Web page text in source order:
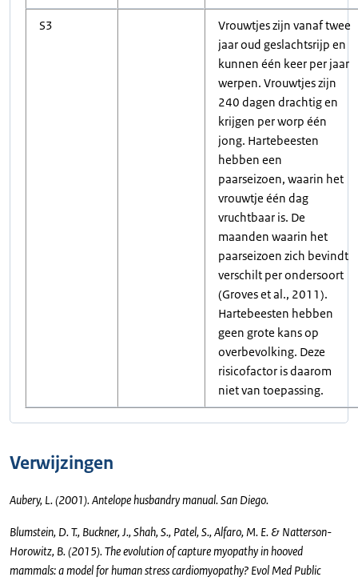
S3
Vrouwtjes zijn vanaf twee
jaar oud geslachtsrijp en
kunnen één keer per jaar
werpen. Vrouwtjes zijn
240 dagen drachtig en
krijgen per worp één
jong. Hartebeesten
hebben een
paarseizoen, waarin het
vrouwtje één dag
vruchtbaar is. De
maanden waarin het
paarseizoen zich bevindt
verschilt per ondersoort
(Groves et al., 2011).
Hartebeesten hebben
geen grote kans op
overbevolking. Deze
risicofactor is daarom
niet van toepassing.
Verwijzingen
Aubery, L. (2001). Antelope husbandry manual. San Diego.
Blumstein, D. T., Buckner, J., Shah, S., Patel, S., Alfaro, M. E. & Natterson-
Horowitz, B. (2015). The evolution of capture myopathy in hooved
mammals: a model for human stress cardiomyopathy? Evol Med Public